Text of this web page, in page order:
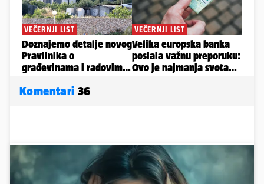
Komentari 36